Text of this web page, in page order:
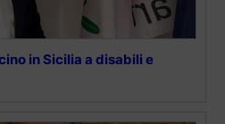
in Sicilia a disabili e